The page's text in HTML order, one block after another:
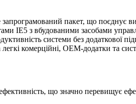
пакет, що поєднує
IE5 з вбудованими засобами
системи без додаткової
комерційні, OEM-додатки та
що значно перевищує